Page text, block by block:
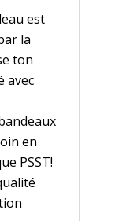
est
la
ton
avec
en
PSST!